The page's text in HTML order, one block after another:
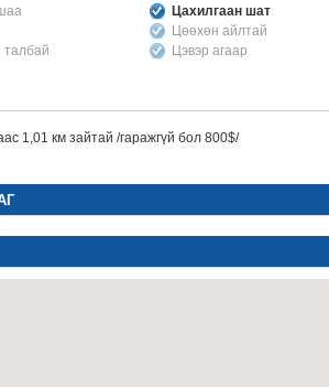
Цахилгаан шат
Цөөхөн айлтай
талбай
Цэвэр агаар
1,01 км зайтай /гаражгүй бол 800$/